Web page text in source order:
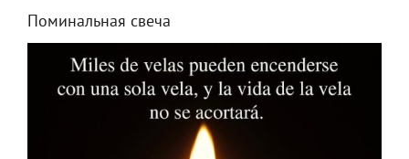
Поминальная свеча